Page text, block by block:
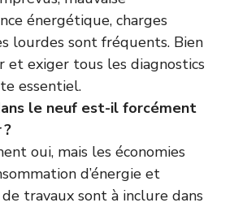
énergétique, charges
lourdes sont fréquents. Bien
et exiger tous les diagnostics
essentiel.
le neuf est-il forcément
oui, mais les économies
d’énergie et
de travaux sont à inclure dans